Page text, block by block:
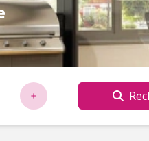
modale de recherche.